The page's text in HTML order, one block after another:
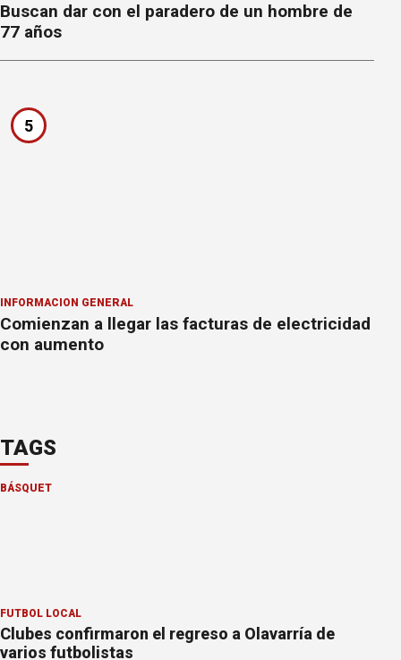
Buscan dar con el paradero de un hombre de
77 años
5
INFORMACION GENERAL
Comienzan a llegar las facturas de electricidad
con aumento
TAGS
BÁSQUET
FÚTBOL LOCAL
Clubes confirmaron el regreso a Olavarría de
varios futbolistas